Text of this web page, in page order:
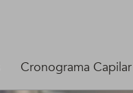
Cronograma Capilar